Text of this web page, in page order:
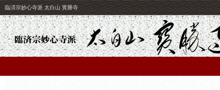
臨済宗妙心寺派 太白山 寳勝寺